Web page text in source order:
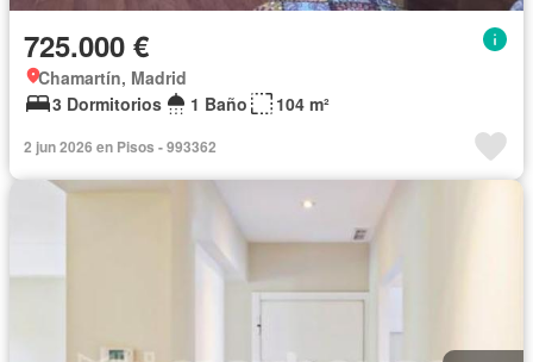
725.000 €
Chamartín, Madrid
3 Dormitorios
1 Baño 104 m²
2 jun 2026 en Pisos - 993362